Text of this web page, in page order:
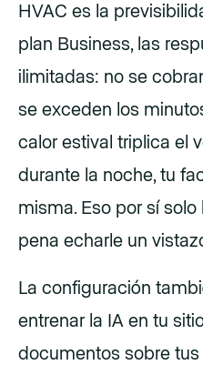
HVAC es la
plan Business, las
ilimitadas: no se
se exceden los
calor estival triplica el
durante la noche, tu
misma. Eso por sí
pena echarle un
La configuración
entrenar la IA en tu
documentos sobre tus